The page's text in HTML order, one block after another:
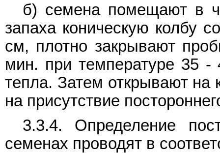
б) семена помещают в
запаха коническую колбу
см, плотно закрывают
мин. при температуре 35 -
тепла. Затем открывают на
на присутствие
3.3.4. Определение
семенах проводят в